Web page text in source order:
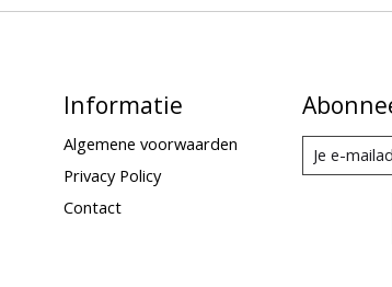
Informatie
Algemene voorwaarden
Privacy Policy
Contact